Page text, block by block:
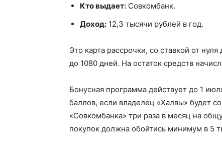
Кто выдает: Совкомбанк.
Доход: 12,3 тысячи рублей в год.
Это карта рассрочки, со ставкой от
до 1080 дней. На остаток средств
Бонусная программа действует до 1
баллов, если владелец «Халвы» будет
«Совкомбанка» три раза в месяц на
покупок должна обойтись минимум в 5